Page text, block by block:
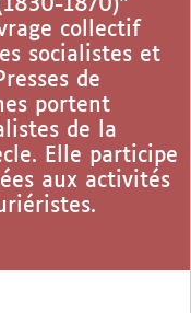
1870)"
collectif
socialistes et
de
portent
de la
Elle participe
aux activités